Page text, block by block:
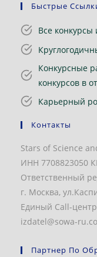
Быстрые
Все
Конкурсные
конкурсов в
Карьерный
Контакты
Stars of Science
ИНН 7708823050
Ответственный
г. Москва,
Единый Call-
izdatel@sowa-
Партнер По